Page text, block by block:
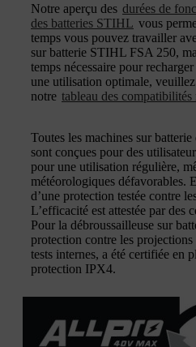
Notre aperçu des durées de
des batteries STIHL vous
temps vous pouvez travailler
sur batterie STIHL FSA 250,
temps nécessaire pour
une utilisation optimale,
notre tableau des compatibilités
Toutes les machines sur
sont conçues pour des
pour une utilisation régulière,
météorologiques défavorables.
d’une protection testée contre
L’efficacité est attestée par des
Pour la débroussailleuse sur
protection contre les projections
tests internes, a été certifiée en
protection IPX4.